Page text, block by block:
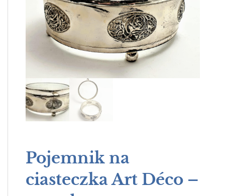
Pojemnik na
ciasteczka Art Déco –